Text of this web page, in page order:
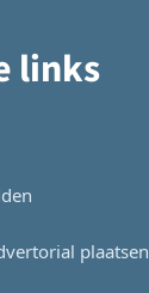
links
plaatsen